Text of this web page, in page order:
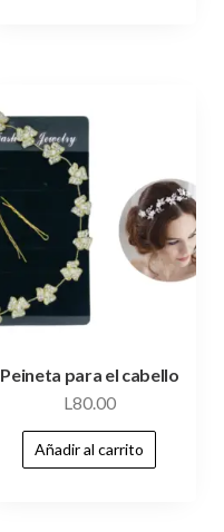
Peineta para el cabello
L80.00
Añadir al carrito